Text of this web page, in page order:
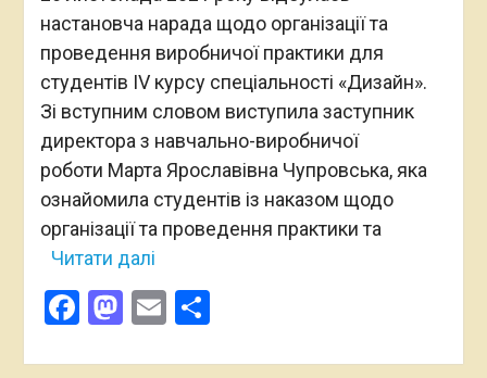
настановча нарада щодо організації та
проведення виробничої практики для
студентів ІV курсу спеціальності «Дизайн».
Зі вступним словом виступила заступник
директора з навчально-виробничої
роботи Марта Ярославівна Чупровська, яка
ознайомила студентів із наказом щодо
організації та проведення практики та
Читати далі
Facebook
Mastodon
EmailПоділитися